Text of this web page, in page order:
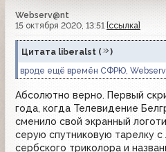
Webserv@nt
15 октября 2020, 13:51 [ссылка]
Цитата liberalst (
)
вроде ещё времён СФРЮ,
Абсолютно верно. Первый
года, когда Телевидение
сменило свой экранный
серую спутниковую тарелку с
сербского триколора и